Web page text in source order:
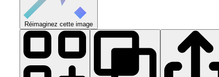
Réimaginez cette image